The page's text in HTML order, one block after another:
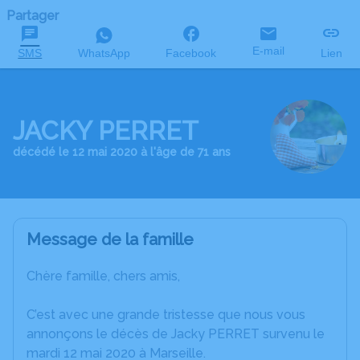
Partager
SMS WhatsApp Facebook E-mail Lien
JACKY PERRET
décédé le 12 mai 2020 à l'âge de 71 ans
Message de la famille
Chère famille, chers amis,
C’est avec une grande tristesse que nous vous
annonçons le décès de Jacky PERRET survenu le
mardi 12 mai 2020 à Marseille.